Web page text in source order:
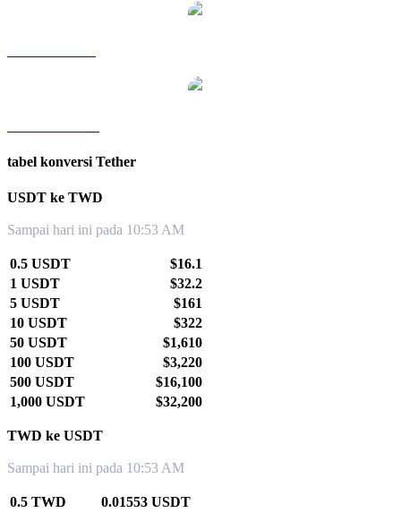
tabel konversi Tether
USDT ke TWD
Sampai hari ini pada 10:53 AM
0.5 USDT
$16.1
1 USDT
$32.2
5 USDT
$161
10 USDT
$322
50 USDT
$1,610
100 USDT
$3,220
500 USDT
$16,100
1,000 USDT
$32,200
TWD ke USDT
Sampai hari ini pada 10:53 AM
0.5 TWD
0.01553 USDT